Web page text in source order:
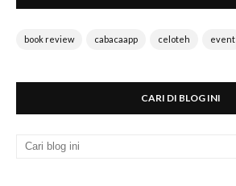
book review cabacaapp celoteh event
CARI DI BLOG INI